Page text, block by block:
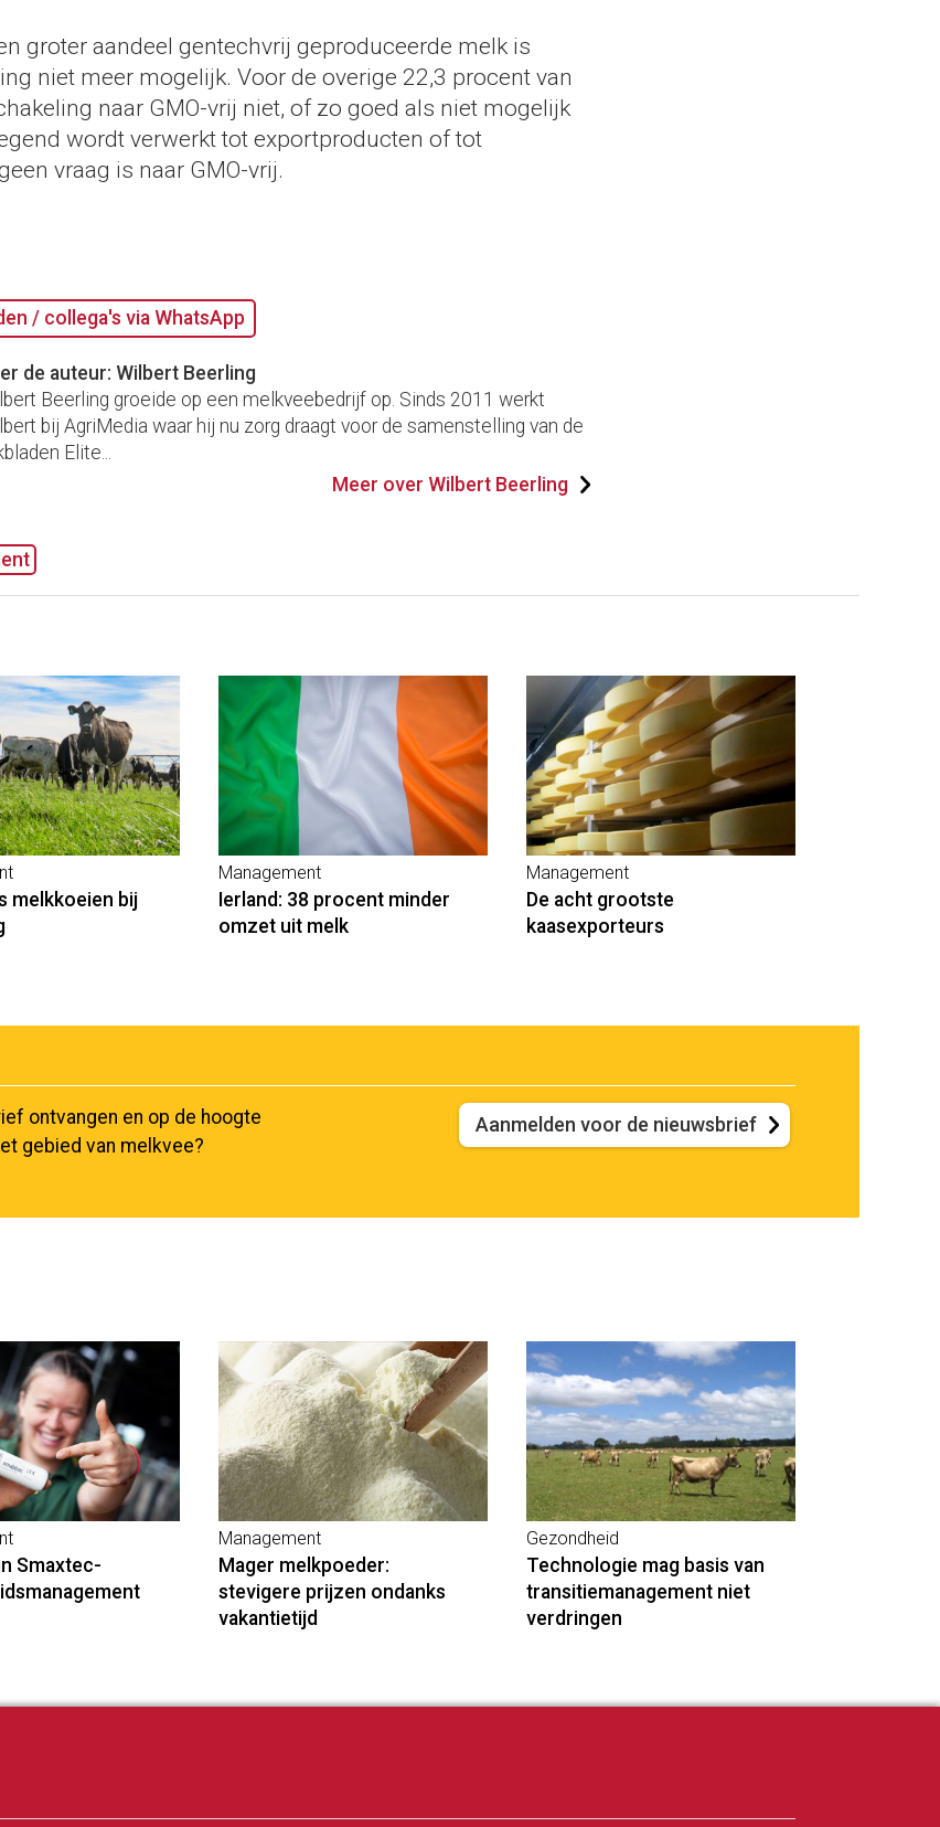
groter aandeel gentechvrij geproduceerde melk is
niet meer mogelijk. Voor de overige 22,3 procent van
naar GMO-vrij niet, of zo goed als niet mogelijk
wordt verwerkt tot exportproducten of tot
vraag is naar GMO-vrij.
/ collega's via WhatsApp
de auteur: Wilbert Beerling
Beerling groeide op een melkveebedrijf op. Sinds 2011 werkt
bij AgriMedia waar hij nu zorg draagt voor de samenstelling van de
Elite...
Meer over Wilbert Beerling
melkkoeien bij
Management
Ierland: 38 procent minder
omzet uit melk
Management
De acht grootste
kaasexporteurs
ontvangen en op de hoogte
gebied van melkvee?
Aanmelden voor de nieuwsbrief
Smaxtec-
Management
Mager melkpoeder:
stevigere prijzen ondanks
vakantietijd
Gezondheid
Technologie mag basis van
transitiemanagement niet
verdringen